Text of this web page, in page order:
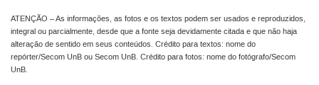
ATENÇÃO – As informações, as fotos e os textos podem ser usados e reproduzidos,
integral ou parcialmente, desde que a fonte seja devidamente citada e que não haja
alteração de sentido em seus conteúdos. Crédito para textos: nome do
repórter/Secom UnB ou Secom UnB. Crédito para fotos: nome do fotógrafo/Secom
UnB.